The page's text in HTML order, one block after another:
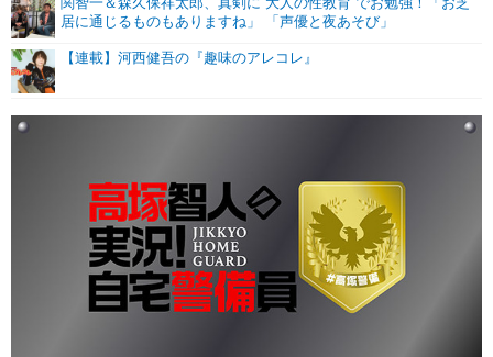
関智一＆森久保祥太郎、真剣に“大人の性教育”でお勉強！「お芝
居に通じるものもありますね」 「声優と夜あそび」
【連載】河西健吾の『趣味のアレコレ』